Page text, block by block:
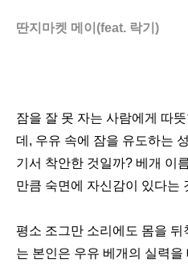
딴지마켓 메이(feat. 락기)
잠을 잘 못 자는 사람에게 따
데, 우유 속에 잠을 유도하는
기서 착안한 것일까? 베개 이
만큼 숙면에 자신감이 있다는
평소 조그만 소리에도 몸을
는 본인은 우유 베개의 실력